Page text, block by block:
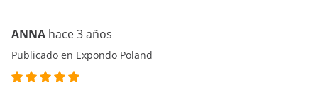
ANNA hace 3 años
Publicado en Expondo Poland